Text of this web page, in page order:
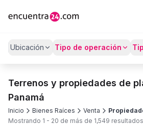
Ubicación Tipo de operación
Terrenos y propiedades de
Panamá
Inicio Bienes Raíces Venta
Mostrando 1 - 20 de más de 1,549 resultados